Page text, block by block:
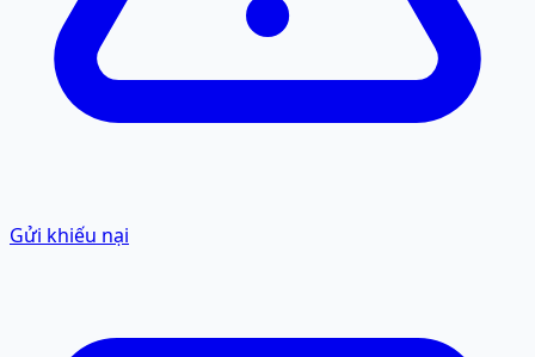
Gửi khiếu nại